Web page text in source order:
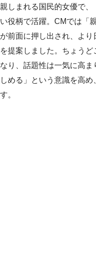
親しまれる国民的女優で
い役柄で活躍。CMでは「
が前面に押し出され、よ
を提案しました。ちょう
なり、話題性は一気に高
しめる」という意識を高
す。